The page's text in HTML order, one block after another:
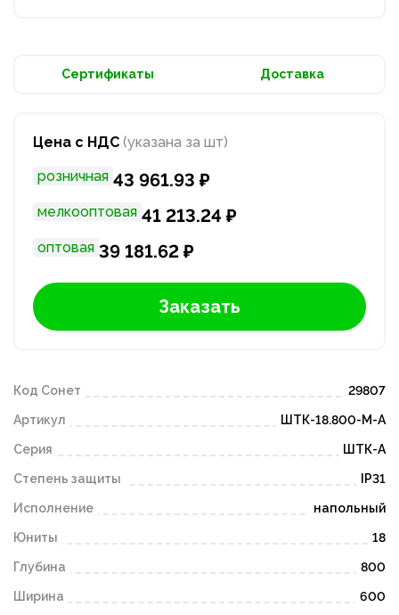
Сертификаты Доставка
Цена с НДС (указана за шт)
розничная 43 961.93 ₽
мелкооптовая 41 213.24 ₽
оптовая 39 181.62 ₽
Заказать
Код Сонет 29807
Артикул ШТК-18.800-М-А
Серия ШТК-А
Степень защиты IP31
Исполнение напольный
Юниты 18
Глубина 800
Ширина 600